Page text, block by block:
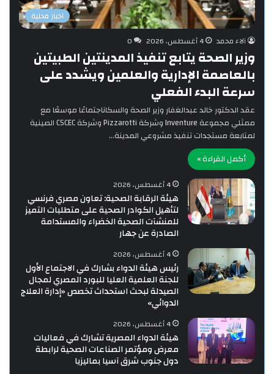
اخبار محلية
آلاء محمد
4 أغسطس، 2026 0
وزير الصحة يتابع تنفيذ المدينتين الطبيتين
بالعاصمة الإدارية والعلمين ويشدد على
سرعة البدء الفعلي
‎عقد الدكتور خالد عبدالغفار وزير الصحة والسكاناجتماعًا موسعًا مع
ممثلي مجموعة Inventure وشركة Pizzarotti وشركة CSCEC الصينية
لمتابعة مستجدات تنفيذ مشروعي المدينة…
أكمل القراءة »
4 أغسطس، 2026
هيئة الرقابة الصحية: تعاون مصري فرنسي
لتأهيل الكوادر الصحية على متطلبات التميز
للمنشآت الصحية الخضراء والمستدامة
الصادرة عن جهار
4 أغسطس، 2026
رئيس هيئة الدواء بشارك في الاجتماع الأول
للجنة العلمية العليا للبورد المصري لمجال
الصيدلة لبحث استحداث تخصص «إدارة العلاج
الدوائي»
4 أغسطس، 2026
هيئة الدواء المصرية تشارك في فعاليات
معرض ومؤتمر الصناعات الصحية لرابطة
دول جنوب شرق آسيا بماليزيا